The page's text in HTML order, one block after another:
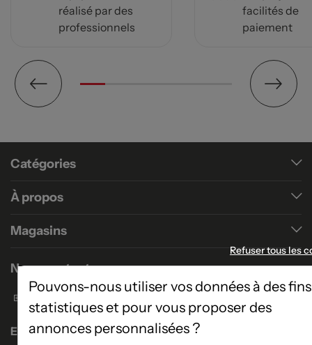
réalisé par des
professionnels
facilités de
paiement
Catégories
À propos
Magasins
Nous contacter
Formulaire de contact
Enseigne Atlas Home
Refuser tous les
Pouvons-nous utiliser vos données à des fins
statistiques et pour vous proposer des
annonces personnalisées ?